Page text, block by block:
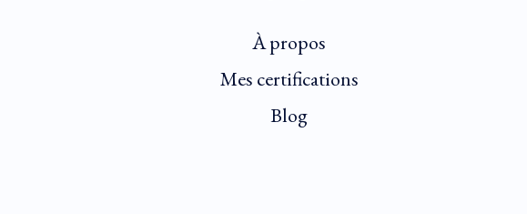
À propos
Mes certifications
Blog